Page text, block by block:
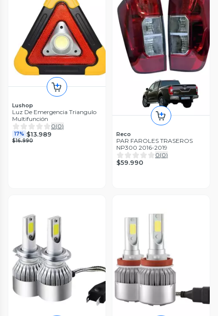
Lushop
Luz De Emergencia Triangulo
Multifunción
0(0)
17% $13.989
$16.990
Reco
PAR FAROLES TRASEROS
NP300 2016-2019
0(0)
$59.990